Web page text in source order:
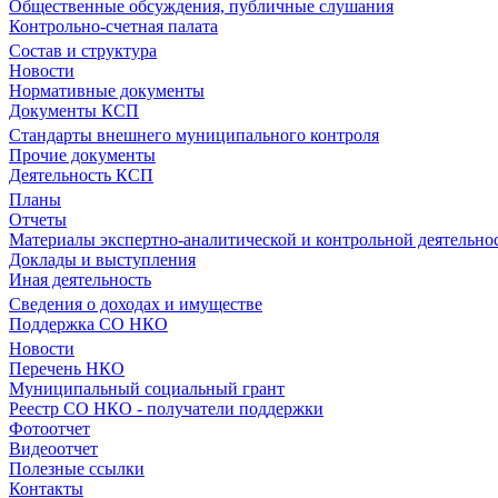
Общественные обсуждения, публичные слушания
Контрольно-счетная палата
Состав и структура
Новости
Нормативные документы
Документы КСП
Стандарты внешнего муниципального контроля
Прочие документы
Деятельность КСП
Планы
Отчеты
Материалы экспертно-аналитической и контрольной
Доклады и выступления
Иная деятельность
Сведения о доходах и имуществе
Поддержка СО НКО
Новости
Перечень НКО
Муниципальный социальный грант
Реестр СО НКО - получатели поддержки
Фотоотчет
Видеоотчет
Полезные ссылки
Контакты